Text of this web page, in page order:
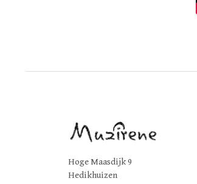
Hoge Maasdijk 9
Hedikhuizen